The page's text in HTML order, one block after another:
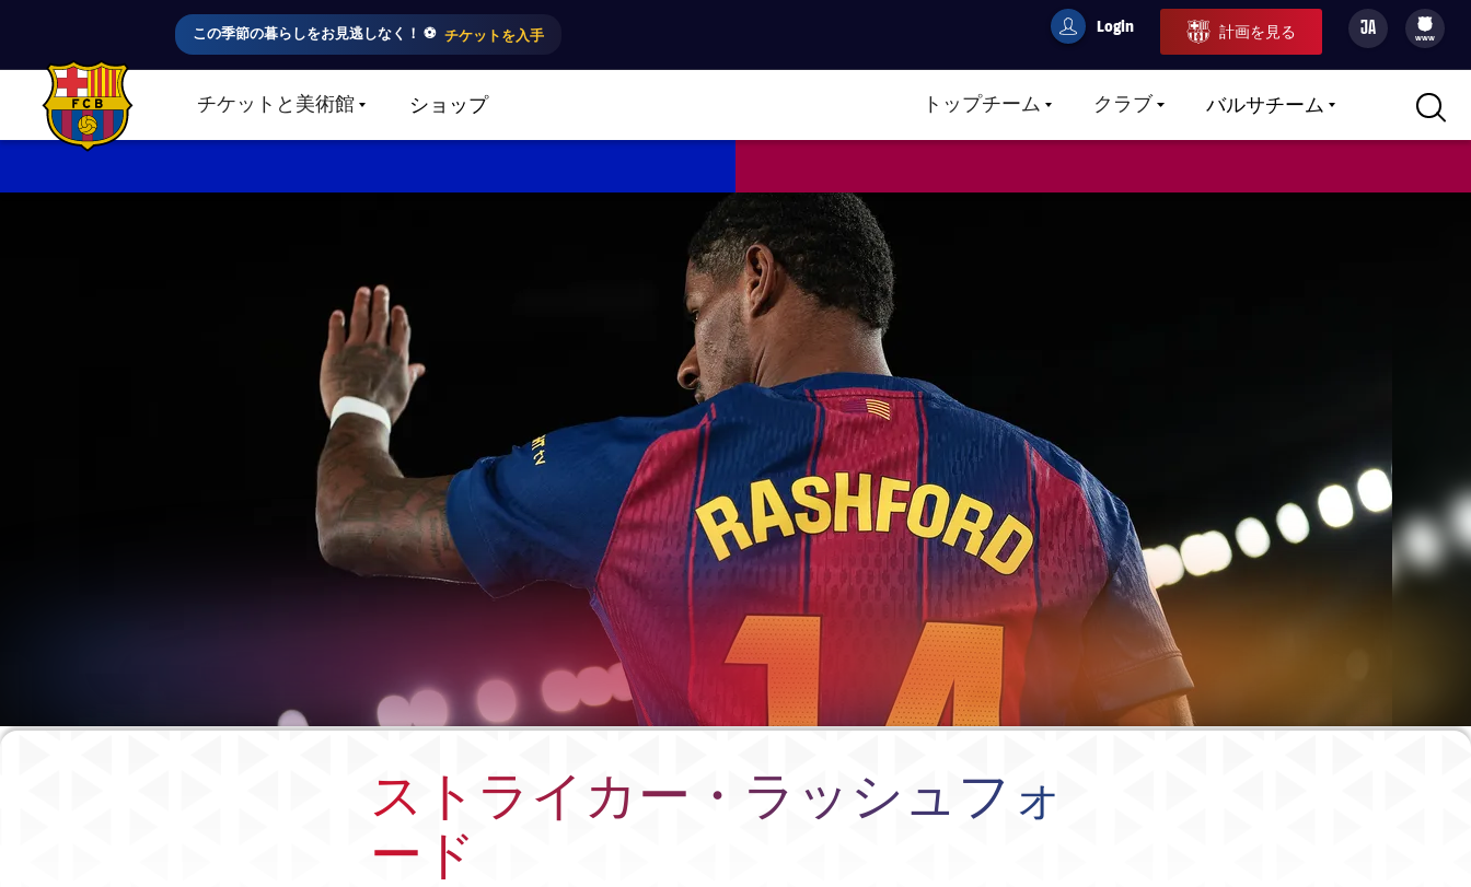
この季節の暮らしをお見逃しなく！ ⚽️ チケットを入手 userCulers
Login 計画を見る JA
filled-badge
www
FC Barcelona club badge チケットと美術館LABEL.SHARE.CARETDOWNショップ トップチームLABEL.ARIA.CARETDOWN
クラブLABEL.ARIA.CARETDOWN
バルサチームLABEL.ARIA.CARETDOWN
ストライカー・ラッシュフォ
ード